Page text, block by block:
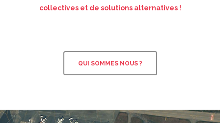
collectives et de solutions alternatives !
QUI SOMMES NOUS ?